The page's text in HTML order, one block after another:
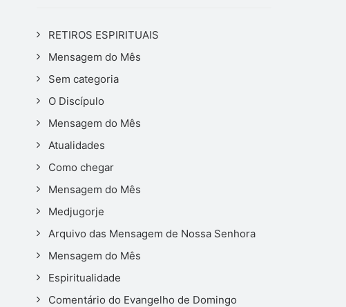
RETIROS ESPIRITUAIS
Mensagem do Mês
Sem categoria
O Discípulo
Mensagem do Mês
Atualidades
Como chegar
Mensagem do Mês
Medjugorje
Arquivo das Mensagem de Nossa Senhora
Mensagem do Mês
Espiritualidade
Comentário do Evangelho de Domingo